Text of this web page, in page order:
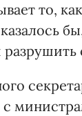
то,